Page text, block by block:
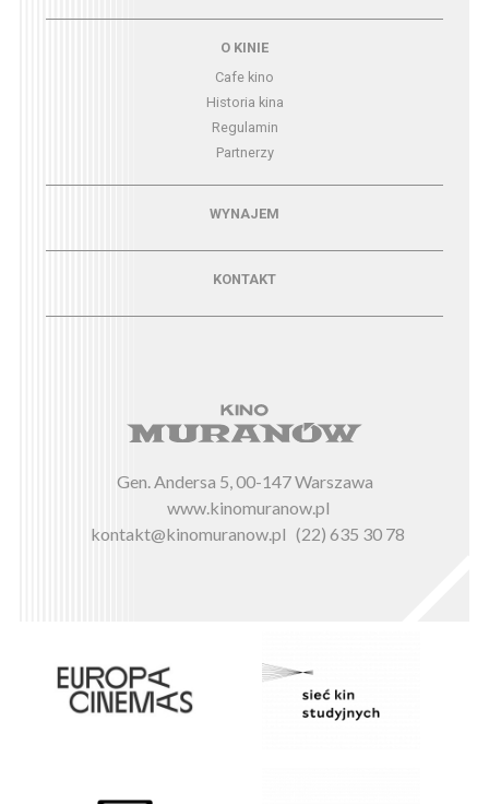
O KINIE
Cafe kino
Historia kina
Regulamin
Partnerzy
Menu - wynajemWYNAJEM
KONTAKT
Gen. Andersa 5, 00-147 Warszawa
www.kinomuranow.pl
kontakt@kinomuranow.pl (22) 635 30 78